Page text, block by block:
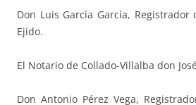
Don Luis García García, Registrador
Ejido.
El Notario de Collado-Villalba don
Don Antonio Pérez Vega,